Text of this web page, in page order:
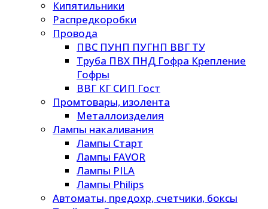
Кипятильники
Распредкоробки
Провода
ПВС ПУНП ПУГНП ВВГ ТУ
Труба ПВХ ПНД Гофра Крепление
Гофры
ВВГ КГ СИП Гост
Промтовары, изолента
Металлоизделия
Лампы накаливания
Лампы Старт
Лампы FAVOR
Лампы PILA
Лампы Philips
Автоматы, предохр, счетчики, боксы